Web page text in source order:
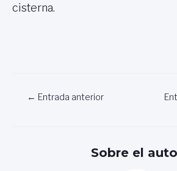
cisterna.
Navegación
← Entrada anterior
Sobre el